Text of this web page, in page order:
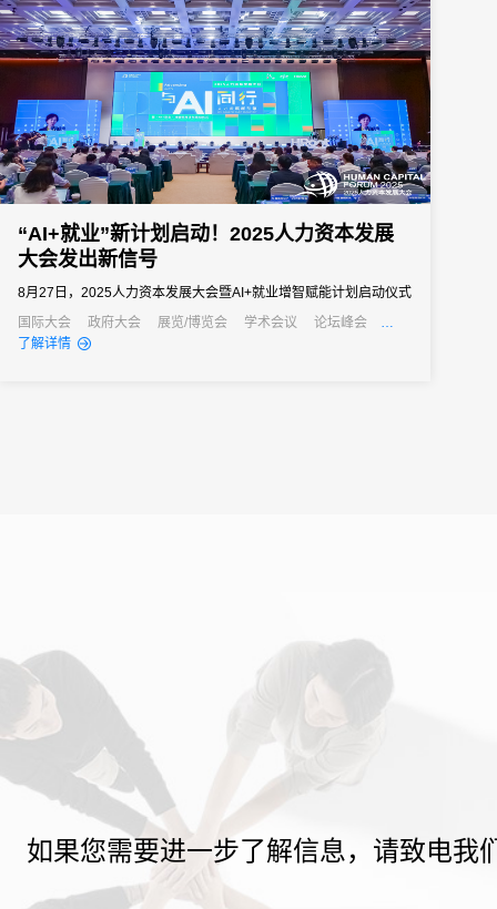
“AI+就业”新计划启动！2025人力资本发展
大会发出新信号
8月27日，2025人力资本发展大会暨AI+就业增智赋能计划启动仪式
在上海徐汇滨江成功举办。
国际大会 政府大会 展览/博览会 学术会议
论坛峰会
线上活动
经销商大会
了解详情
如果您需要进一步了解信息，请致电我